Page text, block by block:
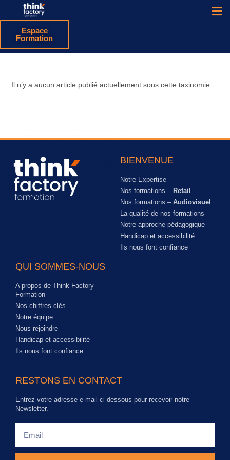
Espace
Formation
Il n’y a aucun article publié actuellement sous cette taxinomie.
BIENVENUE
Notre Expertise
Nos formations – Retail
Nos formations – Audiovisuel
La qualité de nos formations
Notre approche pédagogique
Handicap et accessibilité
Ils nous font confiance
QUI SOMMES-NOUS
A propos de Think Factory
Formation
Nos chiffres clés
Notre équipe
Nous rejoindre
Handicap et accessibilité
Ils nous font confiance
RESTONS EN CONTACT
Entrez votre adresse e-mail ci-dessous pour recevoir notre
Newsletter.